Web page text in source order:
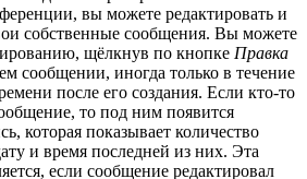
вы можете редактировать и
собственные сообщения. Вы можете
щёлкнув по кнопке Правка
сообщении, иногда только в течение
после его создания. Если кто-то
то под ним появится
которая показывает количество
и время последней из них. Эта
если сообщение редактировал